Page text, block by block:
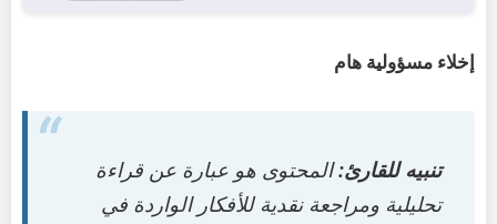
إخلاء مسؤولية هام
تنبيه للقارئ:المحتوى هو عبارة عن قراءة
تحليلية ومراجعة نقدية للأفكار الواردة في